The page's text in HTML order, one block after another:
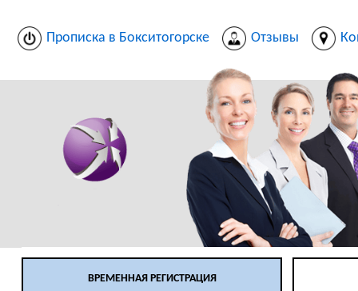
Прописка в Бокситогорске Отзывы
ВРЕМЕННАЯ РЕГИСТРАЦИЯ